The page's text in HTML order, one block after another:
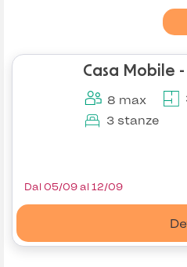
Casa Mobile
8 max
3 stanze
Dal 05/09 al 12/09